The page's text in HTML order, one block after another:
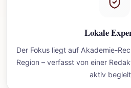
Lokale
Der Fokus liegt auf Akademie-
Region – verfasst von einer
aktiv